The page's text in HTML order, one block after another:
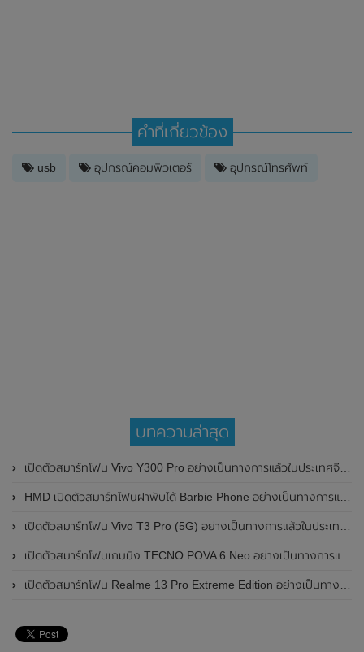
คำที่เกี่ยวข้อง
usb อุปกรณ์คอมพิวเตอร์ อุปกรณ์โทรศัพท์
บทความล่าสุด
เปิดตัวสมาร์ทโฟน Vivo Y300 Pro อย่างเป็นทางการแล้วในประเทศจีน มาพร้อมดีไซน์พรีเมี่ยม ทนทาน และแบตเตอรี่สุดอึดขนาดใหญ่ 6,500mAh พร้อมรองรับการชาร์จไว 80W
HMD เปิดตัวสมาร์ทโฟนฝาพับได้ Barbie Phone อย่างเป็นทางการแล้ว มาพร้อมธีมสีชมพูสดใส
เปิดตัวสมาร์ทโฟน Vivo T3 Pro (5G) อย่างเป็นทางการแล้วในประเทศอินเดีย
เปิดตัวสมาร์ทโฟนเกมมิ่ง TECNO POVA 6 Neo อย่างเป็นทางการแล้วในประเทศไทย ในราคา 8,499 บาท
เปิดตัวสมาร์ทโฟน Realme 13 Pro Extreme Edition อย่างเป็นทางการแล้วในประเทศจีน